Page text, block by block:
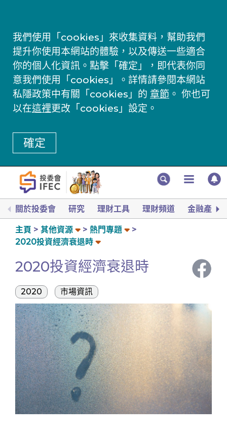
我們使用「cookies」來收集資料，幫助我們
提升你使用本網站的體驗，以及傳送一些適合
你的個人化資訊。點擊「確定」，即代表你同
意我們使用「cookies」。詳情請參閱本網站
私隱政策中有關「cookies」的 章節 。 你也可
以在這裡更改「cookies」設定。
確定
關於投委會 研究 理財工具 理財頻道 金融產品
主頁 其他資源
熱門專題
2020投資經濟衰退時
2020投資經濟衰退時
2020 市場資訊